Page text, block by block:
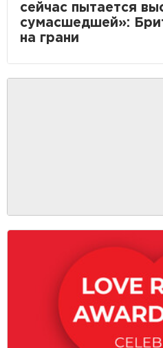
сейчас пытается
сумасшедшей»:
на грани